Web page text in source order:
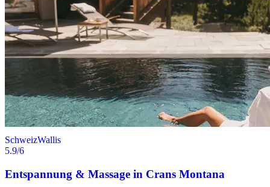
SchweizWallis
5.9/6
Entspannung & Massage in Crans Montana